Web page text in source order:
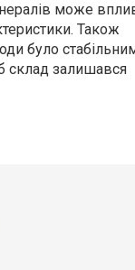
може
Також
було
склад залишався